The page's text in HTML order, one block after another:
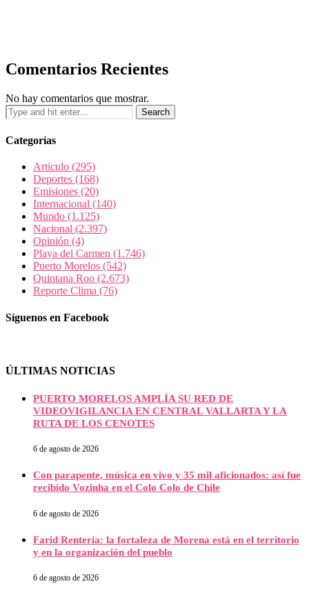
Comentarios Recientes
No hay comentarios que mostrar.
Categorías
Articulo (295)
Deportes (168)
Emisiones (20)
Internacional (140)
Mundo (1.125)
Nacional (2.397)
Opinión (4)
Playa del Carmen (1.746)
Puerto Morelos (542)
Quintana Roo (2.673)
Reporte Clima (76)
Síguenos en Facebook
ÚLTIMAS NOTICIAS
PUERTO MORELOS AMPLÍA SU RED DE
VIDEOVIGILANCIA EN CENTRAL VALLARTA Y LA
RUTA DE LOS CENOTES
6 de agosto de 2026
Con parapente, música en vivo y 35 mil aficionados: así fue
recibido Vozinha en el Colo Colo de Chile
6 de agosto de 2026
Farid Rentería: la fortaleza de Morena está en el territorio
y en la organización del pueblo
6 de agosto de 2026